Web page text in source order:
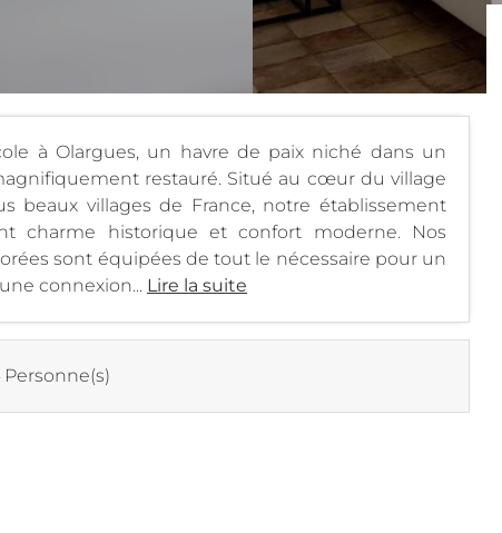
à Olargues, un havre de paix niché dans un
restauré. Situé au cœur du village
beaux villages de France, notre établissement
charme historique et confort moderne. Nos
sont équipées de tout le nécessaire pour un
connexion... Lire la suite
Personne(s)